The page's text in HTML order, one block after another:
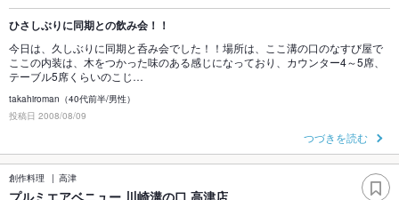
ひさしぶりに同期との飲み会！！
今日は、久しぶりに同期と呑み会でした！！場所は、ここ溝の口のなすび屋で
ここの内装は、木をつかった味のある感じになっており、カウンター4～5席、
テーブル5席くらいのこじ…
takahiroman（40代前半/男性）
投稿日 2008/08/09
つづきを読む
創作料理 高津
プルミエアベニュー 川崎溝の口 高津店